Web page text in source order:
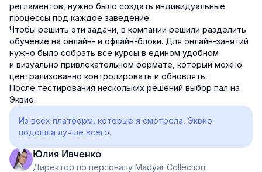
регламентов, нужно было создать индивидуальные
процессы под каждое заведение.
Чтобы решить эти задачи, в компании решили разделить
обучение на онлайн- и офлайн-блоки. Для онлайн-занятий
нужно было собрать все курсы в едином удобном
и визуально привлекательном формате, который можно
централизованно контролировать и обновлять.
После тестирования нескольких решений выбор пал на
Эквио.
Из всех платформ, которые я смотрела, Эквио
подошла лучше всего.
Юлия Ивченко
Директор по персоналу Madyar Collection